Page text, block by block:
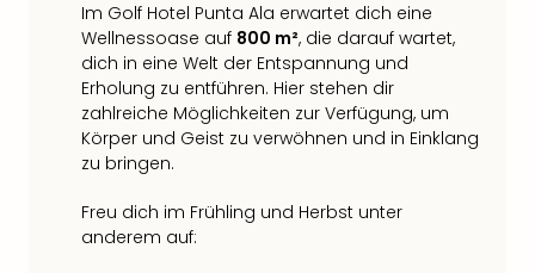
Im Golf Hotel Punta Ala erwartet dich eine
Wellnessoase auf 800 m², die darauf wartet,
dich in eine Welt der Entspannung und
Erholung zu entführen. Hier stehen dir
zahlreiche Möglichkeiten zur Verfügung, um
Körper und Geist zu verwöhnen und in Einklang
zu bringen.
Freu dich im Frühling und Herbst unter
anderem auf: